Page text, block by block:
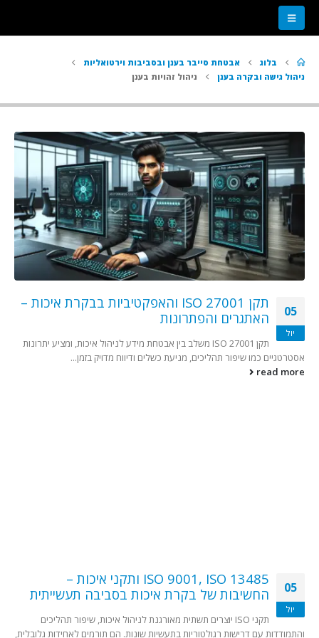
בלוג
אבטחת סייבר בענן ובסביבות וירטואליות
ניהול גישה ובקרה בענן
ניהול זהויות בענן
05
יול
תקן ISO 27001 והאפקטיביות בבקרת איכות –
האתגרים והפתרונות
תקן ISO 27001 משלב בין אבטחת מידע לניהול איכות, ומציע יתרונות
אסטרטגיים כמו שיפור תהליכים, מניעת כשלים ודיווח מדויק בזמן...
read more
05
יול
ISO 9001, ISO 13485 ותקני איכות –
החשיבות של בקרת איכות בסביבה תעשייתית
תקני ISO יוצרים תשתית מאורגנת לניהול איכות, שיפור תהליכים
והתמודדות עם דרישות רגולטוריות בתעשיות שונות. הם תורמים לאחידות גלובלית,
תחומי השירות שלנו
אבטחת רשתות
אבטחת יישומים
ניהול זהויות וגישה
התמודדות עם אירועים
אבטחת מידע פיזית
כלים וטכנולוגיות נלווים
משאבי החברה
צור קשר
בואו לעבוד אצלנו
על עצמנו